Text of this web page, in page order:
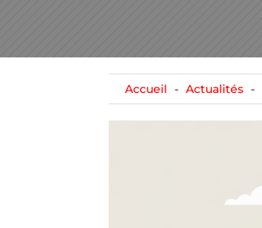
Accueil Actualités